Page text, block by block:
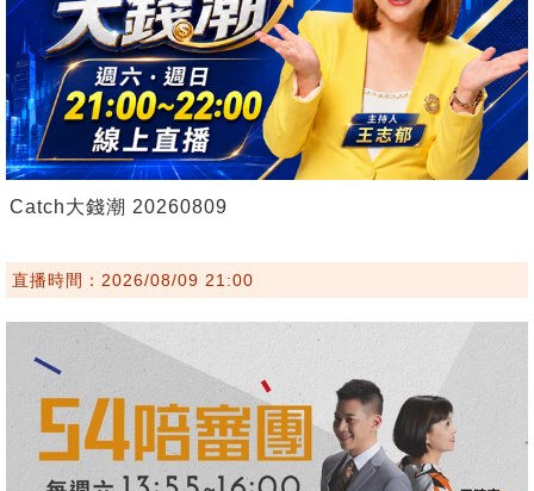
Catch大錢潮 20260809
直播時間：2026/08/09 21:00